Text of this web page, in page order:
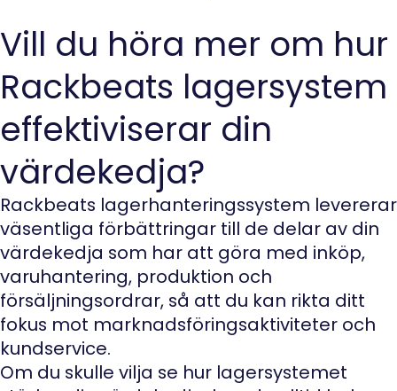
Vill du höra mer om hur
Rackbeats lagersystem
effektiviserar din
värdekedja?
Rackbeats lagerhanteringssystem levererar
väsentliga förbättringar till de delar av din
värdekedja som har att göra med inköp,
varuhantering, produktion och
försäljningsordrar, så att du kan rikta ditt
fokus mot marknadsföringsaktiviteter och
kundservice.
Om du skulle vilja se hur lagersystemet